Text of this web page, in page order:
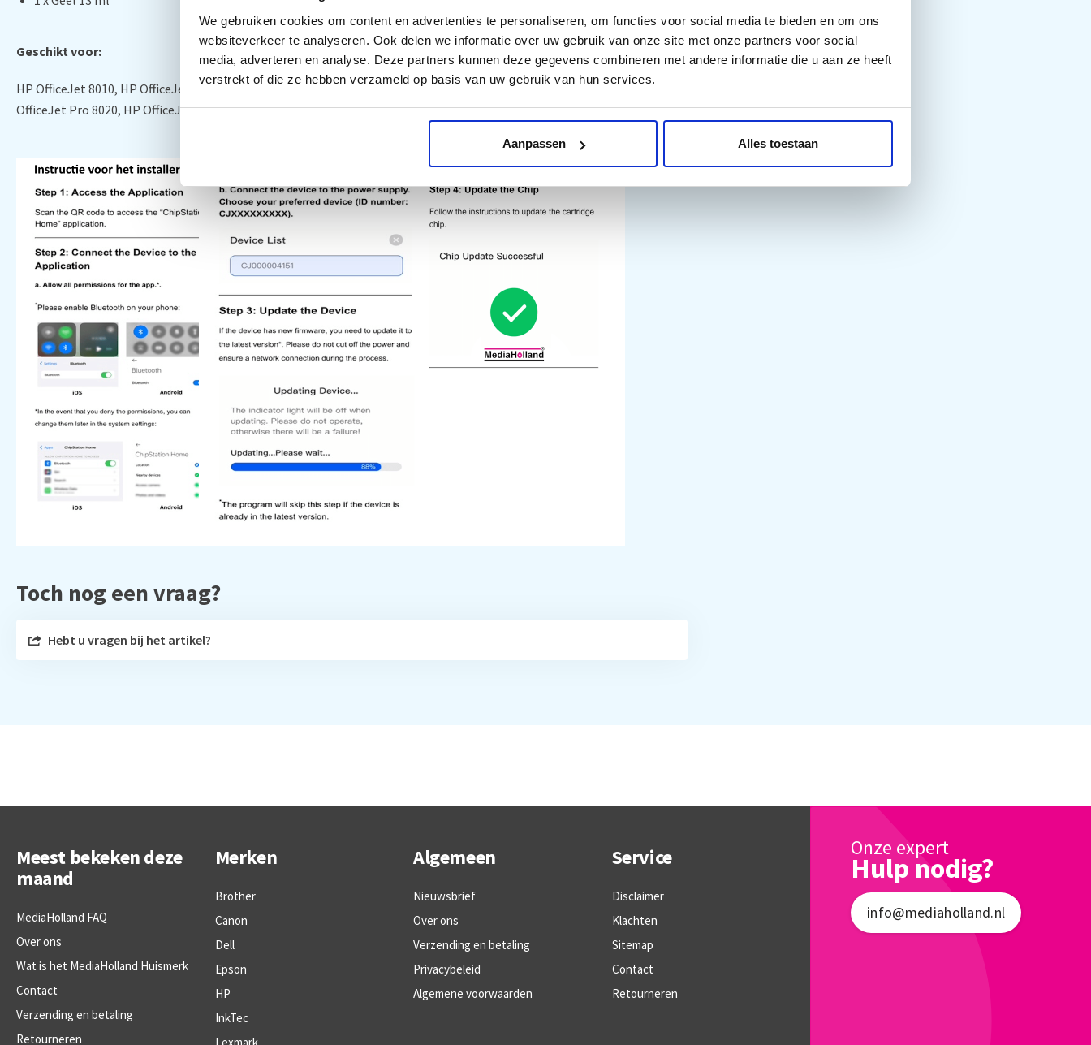
We gebruiken cookies om content en advertenties te personaliseren, om functies voor social media te bieden en om ons
websiteverkeer te analyseren. Ook delen we informatie over uw gebruik van onze site met onze partners voor social
media, adverteren en analyse. Deze partners kunnen deze gegevens combineren met andere informatie die u aan ze heeft
verstrekt of die ze hebben verzameld op basis van uw gebruik van hun services.
Aanpassen Alles toestaan
Geschikt voor:
HP OfficeJet 8010, HP OfficeJet 8012, HP OfficeJet 8013, HP OfficeJet 8014, HP OfficeJet 8015, HP OfficeJet 8017, HP
OfficeJet Pro 8020, HP OfficeJet Pro 8022, HP OfficeJet Pro 8023, HP OfficeJet Pro 8024, HP OfficeJet Pro 8025
Toch nog een vraag?
Hebt u vragen bij het artikel?
Meest bekeken deze
maand
MediaHolland FAQ
Over ons
Wat is het MediaHolland Huismerk
Contact
Verzending en betaling
Retourneren
Merken
Brother
Canon
Dell
Epson
HP
InkTec
Algemeen
Nieuwsbrief
Over ons
Verzending en betaling
Privacybeleid
Algemene voorwaarden
Service
Disclaimer
Klachten
Sitemap
Contact
Retourneren
Onze expert
Hulp nodig?
info@mediaholland.nl